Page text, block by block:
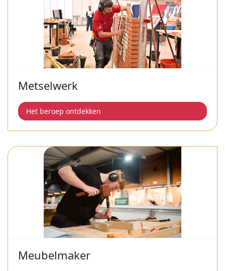
Metselwerk
Het beroep ontdekken
Meubelmaker